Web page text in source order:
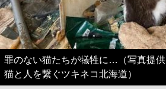
罪のない猫たちが犠牲に…（写真提
猫と人を繋ぐツキネコ北海道）